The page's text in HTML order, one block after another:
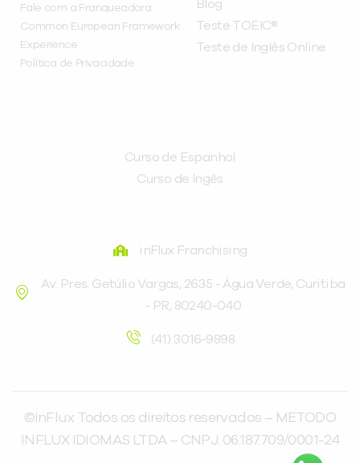
Fale com a Franqueadora
Common European Framework
Experience
Política de Privacidade
Blog
Teste TOEIC®
Teste de Inglês Online
Curso de Espanhol
Curso de Ingês
inFlux Franchising
Av. Pres. Getúlio Vargas, 2635 - Água Verde, Curitiba
- PR, 80240-040
(41) 3016-9898
©inFlux Todos os direitos reservados – METODO
INFLUX IDIOMAS LTDA – CNPJ: 06.187.709/0001-24